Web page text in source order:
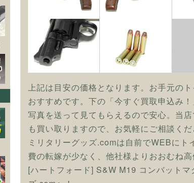
上記は目安の価格となります。お手元の
おすすめです。下の「今すぐ買取申込み！
写真を送って見てもらえるので安心。当
も買い取りますので、お気軽にご相談くだ
ミリタリーグッズ.comは自前でWEBに
費の転嫁が少なく、他社様よりおおむね高
[ハートフォード] S&W M19 コンバット